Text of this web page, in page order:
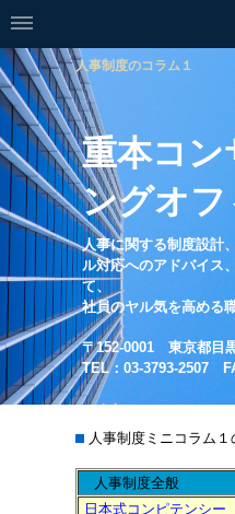
人事制度のコラム１
重本コン
ングオフ
人事に関する制度設計
ル対応へのアドバイス
て、
社員のヤル気を高める
〒152-0001 東京都目
TEL：03-3793-2507
人事制度ミニコラム
人事制度全般
日本式コンピテンシー